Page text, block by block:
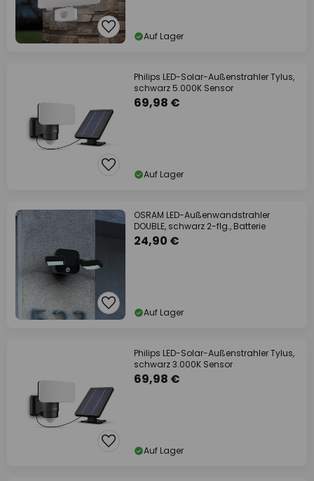
Auf Lager
Philips LED-Solar-Außenstrahler Tylus,
schwarz 5.000K Sensor
69,98 €
Auf Lager
OSRAM LED-Außenwandstrahler
DOUBLE, schwarz 2-flg., Batterie
24,90 €
Auf Lager
Philips LED-Solar-Außenstrahler Tylus,
schwarz 3.000K Sensor
69,98 €
Auf Lager